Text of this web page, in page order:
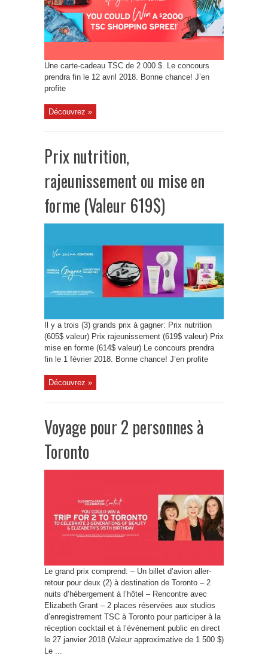
Une carte-cadeau TSC de 2 000 $. Le concours
prendra fin le 12 avril 2018. Bonne chance! J’en
profite
Découvrez »
Prix nutrition,
rajeunissement ou mise en
forme (Valeur 619$)
Il y a trois (3) grands prix à gagner: Prix nutrition
(605$ valeur) Prix rajeunissement (619$ valeur) Prix
mise en forme (614$ valeur) Le concours prendra
fin le 1 février 2018. Bonne chance! J’en profite
Découvrez »
Voyage pour 2 personnes à
Toronto
Le grand prix comprend: – Un billet d’avion aller-
retour pour deux (2) à destination de Toronto – 2
nuits d’hébergement à l’hôtel – Rencontre avec
Elizabeth Grant – 2 places réservées aux studios
d’enregistrement TSC à Toronto pour participer à la
réception cocktail et à l’événement public en direct
le 27 janvier 2018 (Valeur approximative de 1 500 $)
Le ...